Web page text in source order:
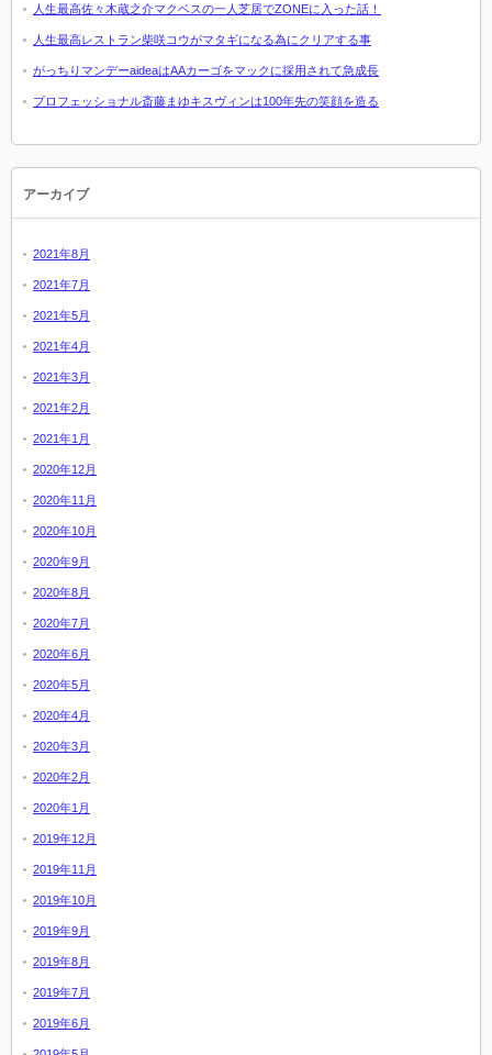
人生最高佐々木蔵之介マクベスの一人芝居でZONEに入った話！
人生最高レストラン柴咲コウがマタギになる為にクリアする事
がっちりマンデーaideaはAAカーゴをマックに採用されて急成長
プロフェッショナル斎藤まゆキスヴィンは100年先の笑顔を造る
アーカイブ
2021年8月
2021年7月
2021年5月
2021年4月
2021年3月
2021年2月
2021年1月
2020年12月
2020年11月
2020年10月
2020年9月
2020年8月
2020年7月
2020年6月
2020年5月
2020年4月
2020年3月
2020年2月
2020年1月
2019年12月
2019年11月
2019年10月
2019年9月
2019年8月
2019年7月
2019年6月